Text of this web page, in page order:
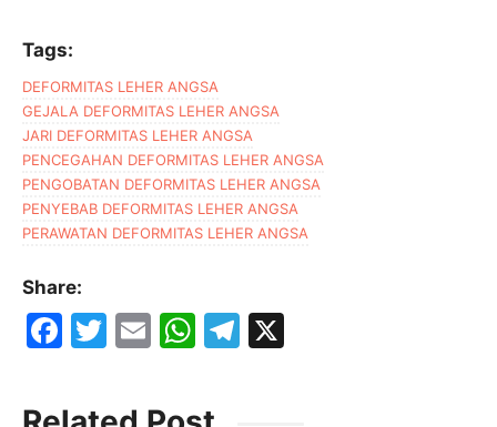
Tags:
DEFORMITAS LEHER ANGSA
GEJALA DEFORMITAS LEHER ANGSA
JARI DEFORMITAS LEHER ANGSA
PENCEGAHAN DEFORMITAS LEHER ANGSA
PENGOBATAN DEFORMITAS LEHER ANGSA
PENYEBAB DEFORMITAS LEHER ANGSA
PERAWATAN DEFORMITAS LEHER ANGSA
Share:
F
c
T
itt
E
ai
W
at
T